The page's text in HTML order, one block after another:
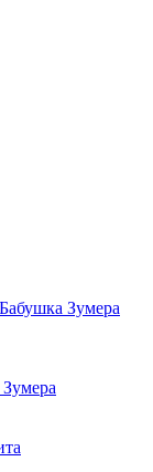
Зумера